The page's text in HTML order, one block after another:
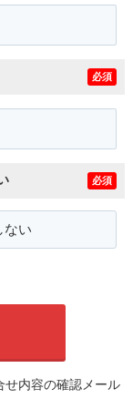
必須
必須
ない
内容の確認メール